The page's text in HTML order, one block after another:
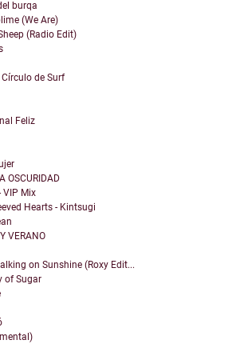
burqa
(We Are)
(Radio Edit)
de Surf
Feliz
OSCURIDAD
VIP Mix
Hearts - Kintsugi
VERANO
on Sunshine (Roxy Edit...
of Sugar